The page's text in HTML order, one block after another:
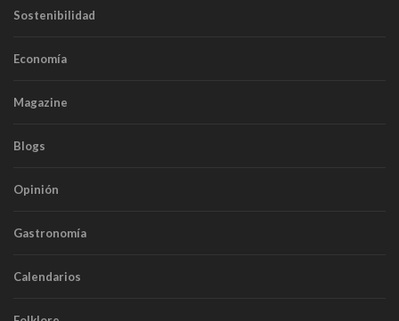
Sostenibilidad
Economía
Magazine
Blogs
Opinión
Gastronomía
Calendarios